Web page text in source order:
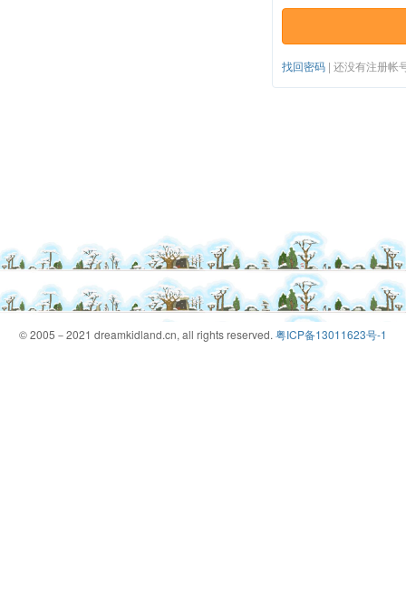
找回密码 | 还没有注册帐
© 2005－2021 dreamkidland.cn, all rights reserved. 粤ICP备13011623号-1